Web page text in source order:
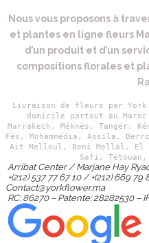
Nous vous proposons à
et plantes en ligne fleurs
d’un produit et d’un
compositions florales et
Livraison de fleurs par
Marrakech,
Méknés, Tanger,
Fès, Mohammédia, Assila,
Ait Melloul, Beni Mellal, El
Safi,
Arribat Center / Marjane Hay
+(212) 537 77 67 10 / +(212) 669 79
Contact@yorkflower.ma
RC: 86270 – Patente: 28282530 –